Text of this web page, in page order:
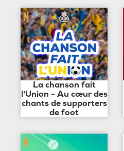
La chanson fait
l'Union - Au cœur des
chants de supporters
de foot